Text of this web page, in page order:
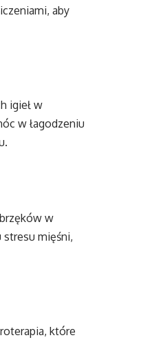
aby
igieł w
w łagodzeniu
w
mięśni,
które